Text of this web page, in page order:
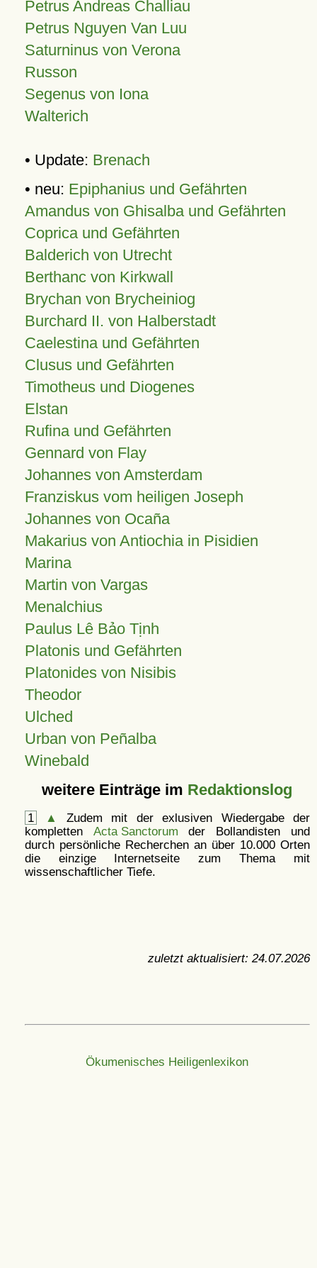
Petrus Andreas Challiau
Petrus Nguyen Van Luu
Saturninus von Verona
Russon
Segenus von Iona
Walterich
• Update: Brenach
• neu: Epiphanius und Gefährten
Amandus von Ghisalba und Gefährten
Coprica und Gefährten
Balderich von Utrecht
Berthanc von Kirkwall
Brychan von Brycheiniog
Burchard II. von Halberstadt
Caelestina und Gefährten
Clusus und Gefährten
Timotheus und Diogenes
Elstan
Rufina und Gefährten
Gennard von Flay
Johannes von Amsterdam
Franziskus vom heiligen Joseph
Johannes von Ocaña
Makarius von Antiochia in Pisidien
Marina
Martin von Vargas
Menalchius
Paulus Lê Bảo Tịnh
Platonis und Gefährten
Platonides von Nisibis
Theodor
Ulched
Urban von Peñalba
Winebald
weitere Einträge im Redaktionslog
1 ▲
Zudem mit der exlusiven Wiedergabe der
kompletten Acta Sanctorum der Bollandisten und
durch persönliche Recherchen an über 10.000 Orten
die einzige Internetseite zum Thema mit
wissenschaftlicher Tiefe.
zuletzt aktualisiert: 24.07.2026
Ökumenisches Heiligenlexikon